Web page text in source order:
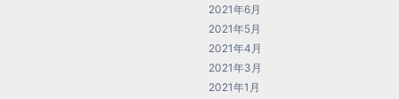
2021年6月
2021年5月
2021年4月
2021年3月
2021年1月